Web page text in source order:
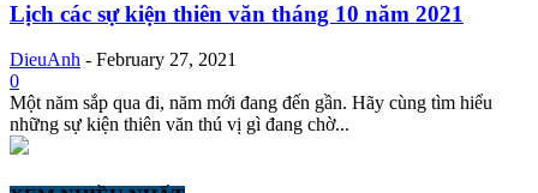
Lịch các sự kiện thiên văn tháng 10 năm 2021
DieuAnh - February 27, 2021
0
Một năm sắp qua đi, năm mới đang đến gần. Hãy cùng tìm hiểu
những sự kiện thiên văn thú vị gì đang chờ...